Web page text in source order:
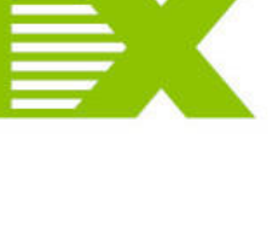
โทรศัพท์มือถือ
เอไอ
การศึกษา